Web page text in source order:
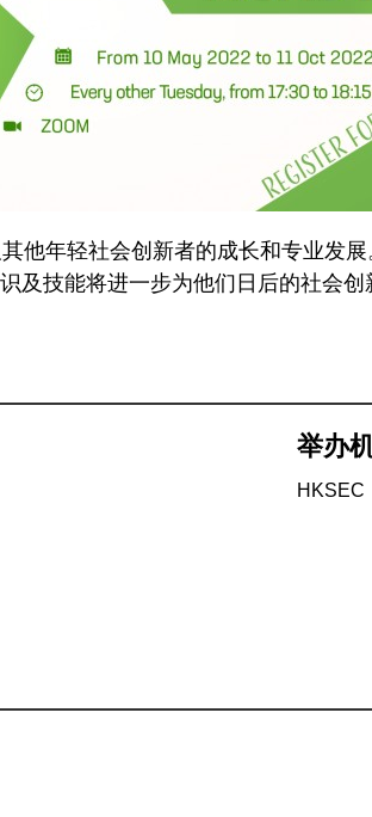
他年轻社会创新者的成长和专业发
及技能将进一步为他们日后的社会创
举办
HKSEC